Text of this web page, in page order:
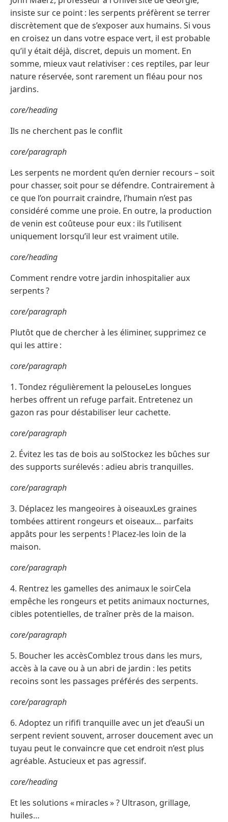
insiste sur ce point : les serpents préfèrent se terrer
discrètement que de s’exposer aux humains. Si vous
en croisez un dans votre espace vert, il est probable
qu’il y était déjà, discret, depuis un moment. En
somme, mieux vaut relativiser : ces reptiles, par leur
nature réservée, sont rarement un fléau pour nos
jardins.
core/heading
Ils ne cherchent pas le conflit
core/paragraph
Les serpents ne mordent qu’en dernier recours – soit
pour chasser, soit pour se défendre. Contrairement à
ce que l’on pourrait craindre, l’humain n’est pas
considéré comme une proie. En outre, la production
de venin est coûteuse pour eux : ils l’utilisent
uniquement lorsqu’il leur est vraiment utile.
core/heading
Comment rendre votre jardin inhospitalier aux
serpents ?
core/paragraph
Plutôt que de chercher à les éliminer, supprimez ce
qui les attire :
core/paragraph
1. Tondez régulièrement la pelouseLes longues
herbes offrent un refuge parfait. Entretenez un
gazon ras pour déstabiliser leur cachette.
core/paragraph
2. Évitez les tas de bois au solStockez les bûches sur
des supports surélevés : adieu abris tranquilles.
core/paragraph
3. Déplacez les mangeoires à oiseauxLes graines
tombées attirent rongeurs et oiseaux… parfaits
appâts pour les serpents ! Placez-les loin de la
maison.
core/paragraph
4. Rentrez les gamelles des animaux le soirCela
empêche les rongeurs et petits animaux nocturnes,
cibles potentielles, de traîner près de la maison.
core/paragraph
5. Boucher les accèsComblez trous dans les murs,
accès à la cave ou à un abri de jardin : les petits
recoins sont les passages préférés des serpents.
core/paragraph
6. Adoptez un rififi tranquille avec un jet d’eauSi un
serpent revient souvent, arroser doucement avec un
tuyau peut le convaincre que cet endroit n’est plus
agréable. Astucieux et pas agressif.
core/heading
Et les solutions « miracles » ? Ultrason, grillage,
huiles…